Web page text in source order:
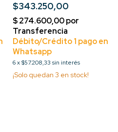
Motor Turbo 3V
$343.250,00
6x$57.208,33 sin interés
¡Solo quedan 3 en stock!